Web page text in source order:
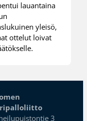
lauantaina
yleisö,
ottelut loivat
3